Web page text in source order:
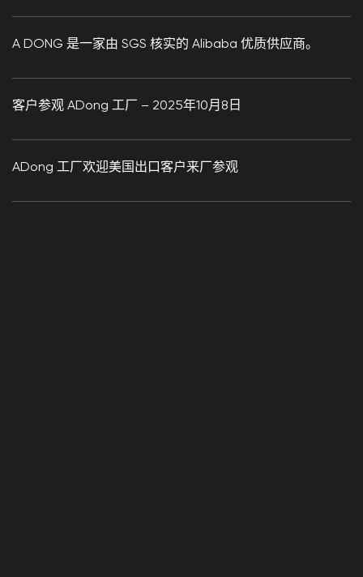
A DONG 是一家由 SGS 核实的 Alibaba 优质供应商。
客户参观 ADong 工厂 – 2025年10月8日
ADong 工厂欢迎美国出口客户来厂参观